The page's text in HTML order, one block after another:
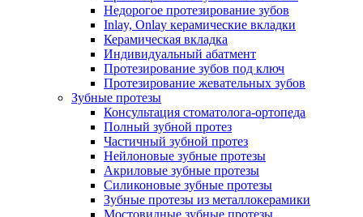
Недорогое протезирование зубов
Inlay, Onlay керамические вкладки
Керамическая вкладка
Индивидуальный абатмент
Протезирование зубов под ключ
Протезирование жевательных зубов
Зубные протезы
Консультация стоматолога-ортопеда
Полный зубной протез
Частичный зубной протез
Нейлоновые зубные протезы
Акриловые зубные протезы
Силиконовые зубные протезы
Зубные протезы из металлокерамики
Мостовидные зубные протезы